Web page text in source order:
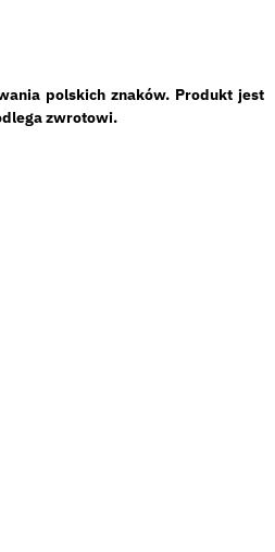
polskich znaków. Produkt jest
zwrotowi.